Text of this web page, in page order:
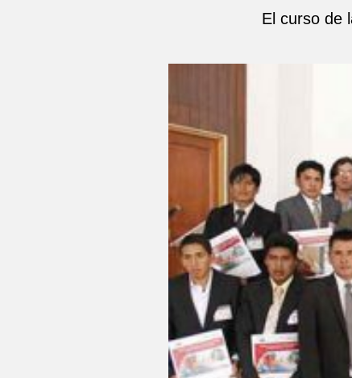
El curso de